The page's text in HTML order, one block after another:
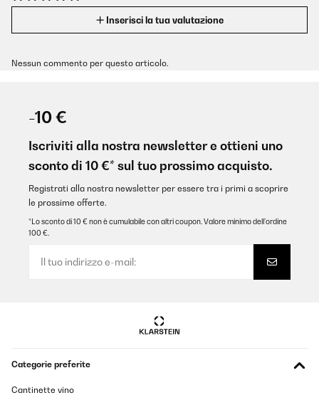
Inserisci la tua valutazione
Nessun commento per questo articolo.
-10 €
Iscriviti alla nostra newsletter e ottieni uno
sconto di 10 €* sul tuo prossimo acquisto.
Registrati alla nostra newsletter per essere tra i primi a scoprire
le prossime offerte.
*Lo sconto di 10 € non è cumulabile con altri coupon. Valore minimo dell’ordine
100 €.
Categorie preferite
Cantinette vino